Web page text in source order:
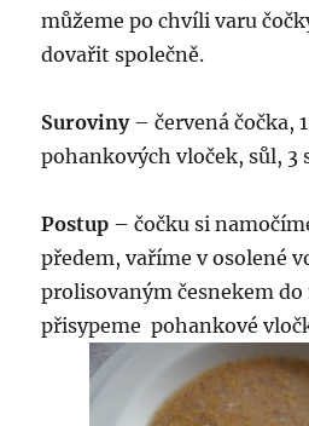
můžeme po chvíli varu
dovařit společně.
Suroviny– červená čočka,
pohankových vloček, sůl, 3
Postup – čočku si
předem, vaříme v osolené
prolisovaným česnekem
přisypeme pohankové